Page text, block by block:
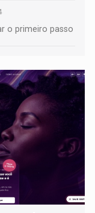
o primeiro passo